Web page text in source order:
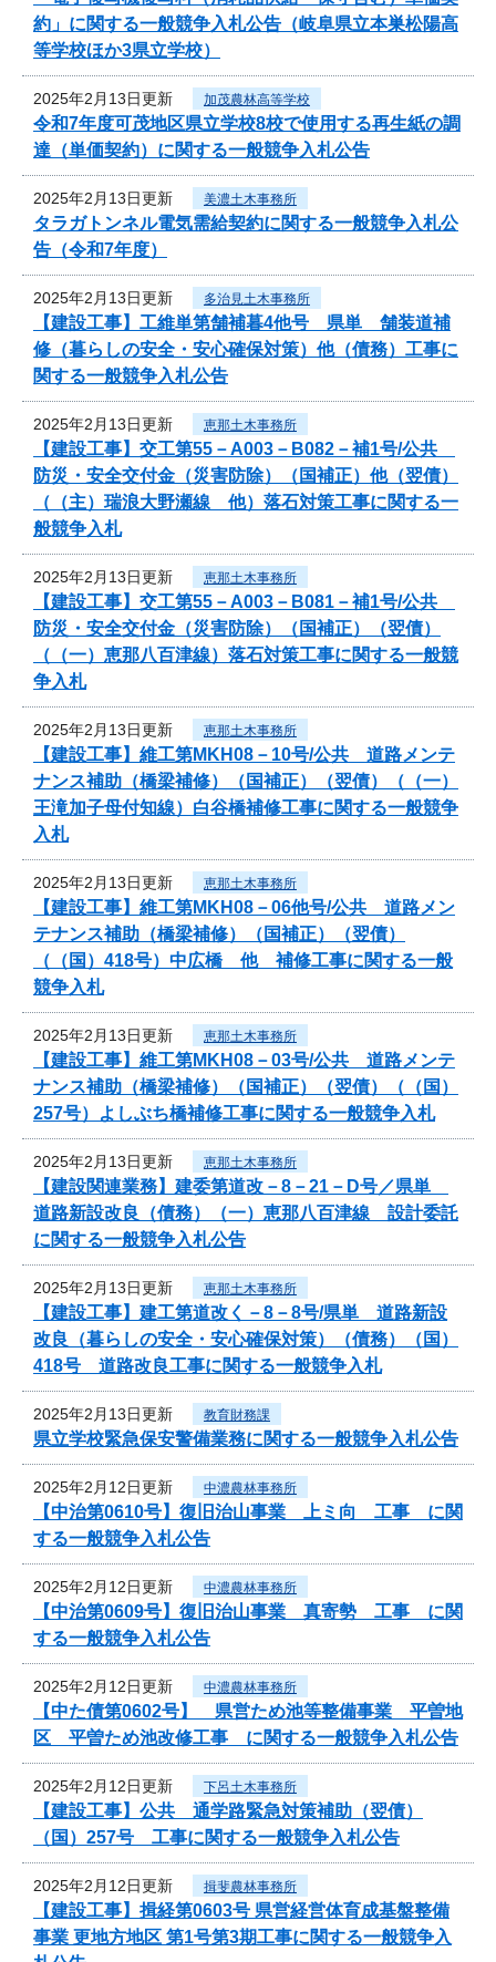
約」に関する一般競争入札公告（岐阜県立本巣松陽高
等学校ほか3県立学校）
2025年2月13日更新 加茂農林高等学校
令和7年度可茂地区県立学校8校で使用する再生紙の調
達（単価契約）に関する一般競争入札公告
2025年2月13日更新 美濃土木事務所
タラガトンネル電気需給契約に関する一般競争入札公
告（令和7年度）
2025年2月13日更新 多治見土木事務所
【建設工事】工維単第舗補暮4他号 県単 舗装道補
修（暮らしの安全・安心確保対策）他（債務）工事に
関する一般競争入札公告
2025年2月13日更新 恵那土木事務所
【建設工事】交工第55－A003－B082－補1号/公共
防災・安全交付金（災害防除）（国補正）他（翌債）
（（主）瑞浪大野瀬線 他）落石対策工事に関する一
般競争入札
2025年2月13日更新 恵那土木事務所
【建設工事】交工第55－A003－B081－補1号/公共
防災・安全交付金（災害防除）（国補正）（翌債）
（（一）恵那八百津線）落石対策工事に関する一般競
争入札
2025年2月13日更新 恵那土木事務所
【建設工事】維工第MKH08－10号/公共 道路メンテ
ナンス補助（橋梁補修）（国補正）（翌債）（（一）
王滝加子母付知線）白谷橋補修工事に関する一般競争
入札
2025年2月13日更新 恵那土木事務所
【建設工事】維工第MKH08－06他号/公共 道路メン
テナンス補助（橋梁補修）（国補正）（翌債）
（（国）418号）中広橋 他 補修工事に関する一般
競争入札
2025年2月13日更新 恵那土木事務所
【建設工事】維工第MKH08－03号/公共 道路メンテ
ナンス補助（橋梁補修）（国補正）（翌債）（（国）
257号）よしぶち橋補修工事に関する一般競争入札
2025年2月13日更新 恵那土木事務所
【建設関連業務】建委第道改－8－21－D号／県単
道路新設改良（債務）（一）恵那八百津線 設計委託
に関する一般競争入札公告
2025年2月13日更新 恵那土木事務所
【建設工事】建工第道改く－8－8号/県単 道路新設
改良（暮らしの安全・安心確保対策）（債務）（国）
418号 道路改良工事に関する一般競争入札
2025年2月13日更新 教育財務課
県立学校緊急保安警備業務に関する一般競争入札公告
2025年2月12日更新 中濃農林事務所
【中治第0610号】復旧治山事業 上ミ向 工事 に関
する一般競争入札公告
2025年2月12日更新 中濃農林事務所
【中治第0609号】復旧治山事業 真寄勢 工事 に関
する一般競争入札公告
2025年2月12日更新 中濃農林事務所
【中た債第0602号】 県営ため池等整備事業 平曽地
区 平曽ため池改修工事 に関する一般競争入札公告
2025年2月12日更新 下呂土木事務所
【建設工事】公共 通学路緊急対策補助（翌債）
（国）257号 工事に関する一般競争入札公告
2025年2月12日更新 揖斐農林事務所
【建設工事】揖経第0603号 県営経営体育成基盤整備
事業 更地方地区 第1号第3期工事に関する一般競争入